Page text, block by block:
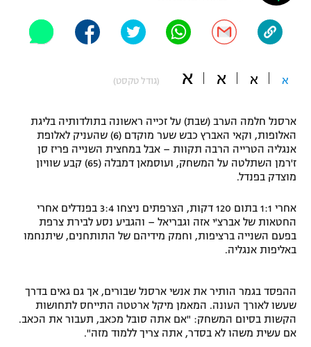
"מחצית בשכונה" – פודקאסט
תקנון עבור פעילות אלקטרה
תקנון עבור פעילות ספורט 1 – "מרלן"
גיימינג E-Sports
תנאי שימוש
מדיניות פרטיות
תקנון פעילות ספורט 1
רשיון להקרנה פומבית לבית עסק
אופניים
פוטבול אמריקאי NFL
בייסבול MLB
אומנויות לחימה
א א א א (גודל טקסט)
ארסנל חלמה הערב (שבת) על זכייה ראשונה בתולדותיה בליגת
האלופות, וקאי האברץ כבש שער מוקדם (6) שהעניק לאלופת
אנגליה הטרייה הרבה תקוות – אבל במחצית השנייה פריז סן
ז'רמן השתלטה על המשחק, ועוסמאן דמבלה (65) קבע שוויון
מוצדק בפנדל.
אחרי 1:1 בתום 120 דקות, הצרפתים ניצחו 3:4 בפנדלים אחרי
החטאות של אברצ'י אזה וגבריאל – והגביע נסע לבירת צרפת
בפעם השנייה ברציפות, וחמק מידיהם של התותחנים, שיתנחמו
באליפות אנגליה.
ההפסד בגמר הותיר את אנשי ארסנל שבורים, אך גם גאים בדרך
שעשו לאורך העונה. המאמן מיקל ארטטה התייחס לתחושות
הקשות בסיום המשחק: "אם אתה סובל מכאב, תעבור את הכאב.
אם עשית משהו לא בסדר, אתה צריך ללמוד מזה".